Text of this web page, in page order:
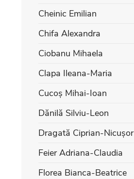
Cheinic Emilian
Chifa Alexandra
Ciobanu Mihaela
Clapa Ileana-Maria
Cucoș Mihai-Ioan
Dănilă Silviu-Leon
Dragată Ciprian-Nicușor
Feier Adriana-Claudia
Florea Bianca-Beatrice